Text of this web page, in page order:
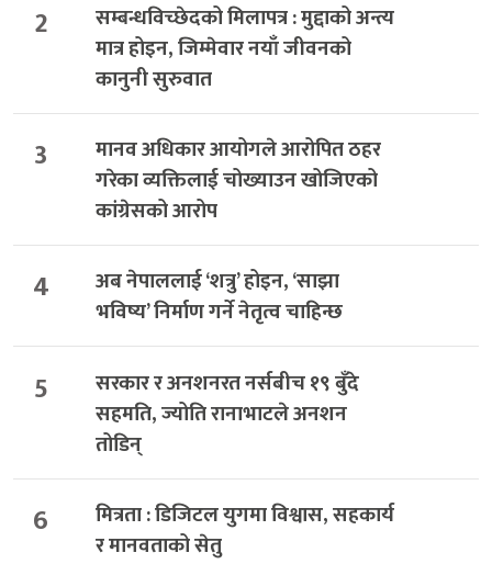
2
सम्बन्धविच्छेदको मिलापत्र : मुद्दाको अन्त्य
मात्र होइन, जिम्मेवार नयाँ जीवनको
कानुनी सुरुवात
3
मानव अधिकार आयोगले आरोपित ठहर
गरेका व्यक्तिलाई चोख्याउन खोजिएको
कांग्रेसको आरोप
4
अब नेपाललाई ‘शत्रु’ होइन, ‘साझा
भविष्य’ निर्माण गर्ने नेतृत्व चाहिन्छ
5
सरकार र अनशनरत नर्सबीच १९ बुँदे
सहमति, ज्योति रानाभाटले अनशन
तोडिन्
6
मित्रता : डिजिटल युगमा विश्वास, सहकार्य
र मानवताको सेतु